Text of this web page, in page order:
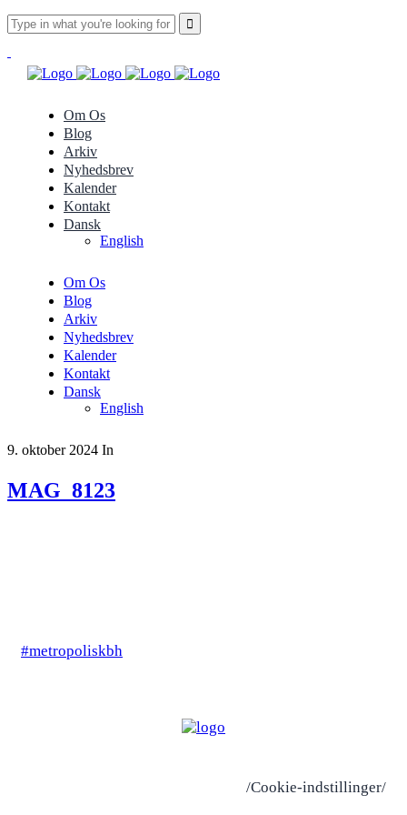
Om Os
Blog
Arkiv
Nyhedsbrev
Kalender
Kontakt
Dansk
English
Om Os
Blog
Arkiv
Nyhedsbrev
Kalender
Kontakt
Dansk
English
9. oktober 2024 In
MAG_8123
#metropoliskbh
/Cookie-indstillinger/